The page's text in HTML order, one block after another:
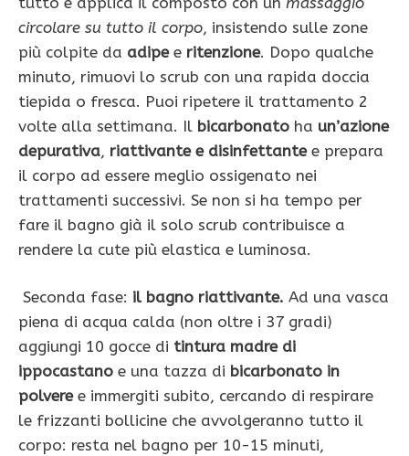
circolare su tutto il corpo, insistendo sulle zone
più colpite da adipee ritenzione. Dopo qualche
minuto, rimuovi lo scrub con una rapida doccia
tiepida o fresca. Puoi ripetere il trattamento 2
volte alla settimana. Il bicarbonato ha un’azione
depurativa, riattivante e disinfettantee prepara
il corpo ad essere meglio ossigenato nei
trattamenti successivi. Se non si ha tempo per
fare il bagno già il solo scrub contribuisce a
rendere la cute più elastica e luminosa.
Seconda fase: il bagno riattivante. Ad una vasca
piena di acqua calda (non oltre i 37 gradi)
aggiungi 10 gocce di tintura madre di
ippocastano e una tazza di bicarbonato in
polveree immergiti subito, cercando di respirare
le frizzanti bollicine che avvolgeranno tutto il
corpo: resta nel bagno per 10-15 minuti,